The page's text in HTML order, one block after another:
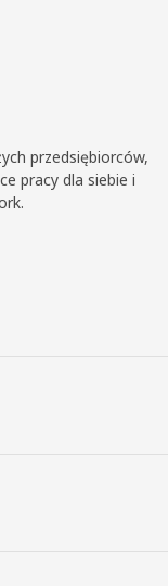
przedsiębiorców,
pracy dla siebie i